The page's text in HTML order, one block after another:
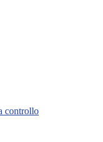
controllo